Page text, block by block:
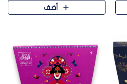
والجزرية بالبن..
أضف